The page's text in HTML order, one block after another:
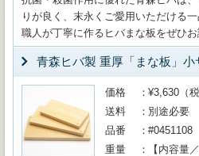
りが良く、末永くご愛用いただける一
職人が丁寧に作るヒバまな板をぜひお
青森ヒバ製 重厚「まな板」小
価格
¥3,630（税
送料
別途必要
品番
#0451108
重量
【内容量